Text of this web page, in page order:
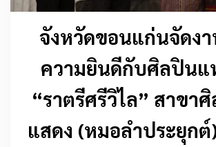
จังหวัดขอนแก่นจัดง
ความยินดีกับศิลปินแ
“ราตรีศรีวิไล” สาขา
แสดง (หมอลำประยุก